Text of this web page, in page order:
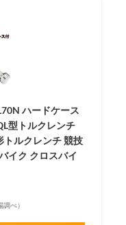
ハードケース
型トルクレンチ
トルクレンチ 競技
イク クロスバイ
べ）